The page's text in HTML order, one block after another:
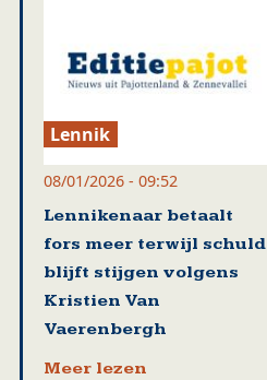
Lennik
08/01/2026 - 09:52
Lennikenaar betaalt
fors meer terwijl schuld
blijft stijgen volgens
Kristien Van
Vaerenbergh
Meer lezen